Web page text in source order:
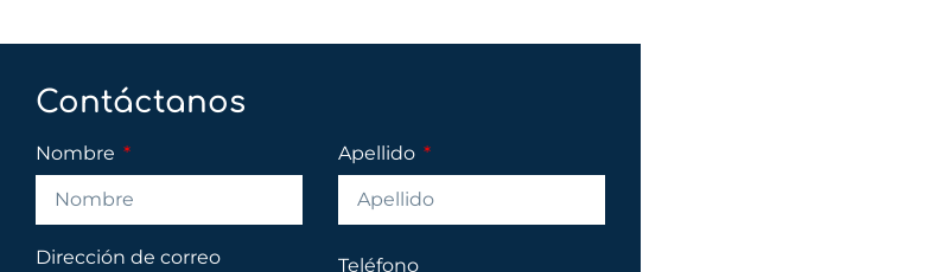
Contáctanos
Nombre Apellido
Dirección de correo
Teléfono